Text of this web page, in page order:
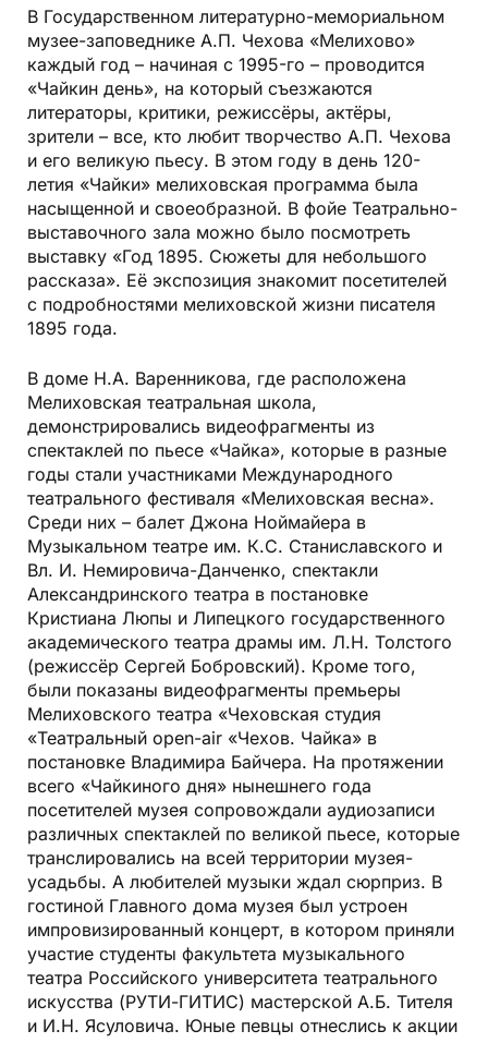
В Государственном литературно-мемориальном
музее-заповеднике А.П. Чехова «Мелихово»
каждый год – начиная с 1995-го – проводится
«Чайкин день», на который съезжаются
литераторы, критики, режиссёры, актёры,
зрители – все, кто любит творчество А.П. Чехова
и его великую пьесу. В этом году в день 120-
летия «Чайки» мелиховская программа была
насыщенной и своеобразной. В фойе Театрально-
выставочного зала можно было посмотреть
выставку «Год 1895. Сюжеты для небольшого
рассказа». Её экспозиция знакомит посетителей
с подробностями мелиховской жизни писателя
1895 года.
В доме Н.А. Варенникова, где расположена
Мелиховская театральная школа,
демонстрировались видеофрагменты из
спектаклей по пьесе «Чайка», которые в разные
годы стали участниками Международного
театрального фестиваля «Мелиховская весна».
Среди них – балет Джона Ноймайера в
Музыкальном театре им. К.С. Станиславского и
Вл. И. Немировича-Данченко, спектакли
Александринского театра в постановке
Кристиана Люпы и Липецкого государственного
академического театра драмы им. Л.Н. Толстого
(режиссёр Сергей Бобровский). Кроме того,
были показаны видеофрагменты премьеры
Мелиховского театра «Чеховская студия
«Театральный open-air «Чехов. Чайка» в
постановке Владимира Байчера. На протяжении
всего «Чайкиного дня» нынешнего года
посетителей музея сопровождали аудиозаписи
различных спектаклей по великой пьесе, которые
транслировались на всей территории музея-
усадьбы. А любителей музыки ждал сюрприз. В
гостиной Главного дома музея был устроен
импровизированный концерт, в котором приняли
участие студенты факультета музыкального
театра Российского университета театрального
искусства (РУТИ-ГИТИС) мастерской А.Б. Тителя
и И.Н. Ясуловича. Юные певцы отнеслись к акции